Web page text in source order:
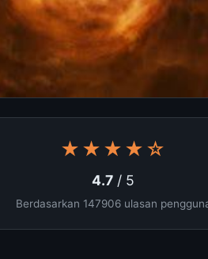
★★★★☆
4.7 / 5
Berdasarkan 147906 ulasan